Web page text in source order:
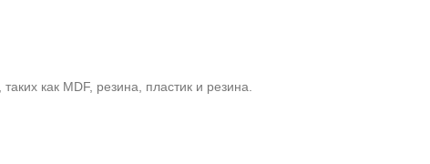
как MDF, резина, пластик и резина.